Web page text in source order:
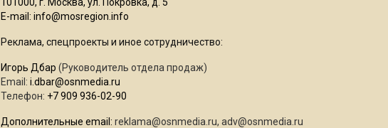
E-mail: info@mosregion.info
Реклама, спецпроекты и иное сотрудничество:
Игорь Дбар (Руководитель отдела продаж)
Email: i.dbar@osnmedia.ru
Телефон: +7 909 936-02-90
Дополнительные email: reklama@osnmedia.ru, adv@osnmedia.ru